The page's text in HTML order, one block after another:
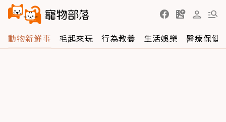
動物新鮮事 毛起來玩 行為教養 生活娛樂 醫療保健